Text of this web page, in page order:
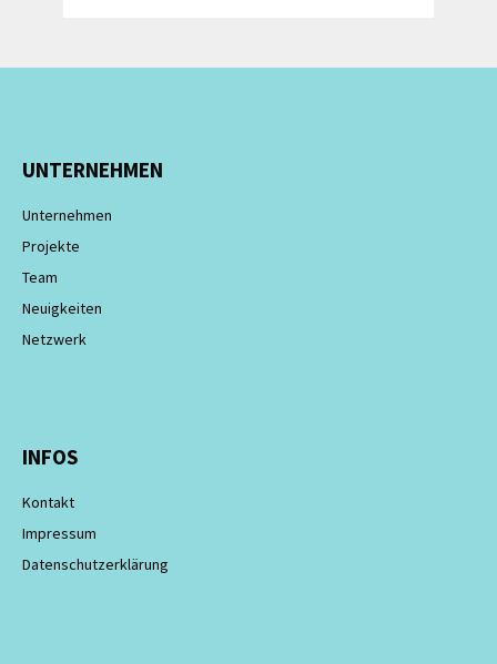
UNTERNEHMEN
Unternehmen
Projekte
Team
Neuigkeiten
Netzwerk
INFOS
Kontakt
Impressum
Datenschutzerklärung